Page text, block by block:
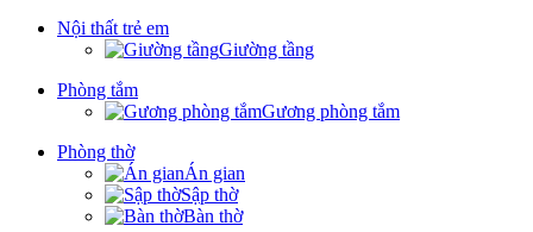
Nội thất trẻ em
Giường tầng
Phòng tắm
Gương phòng tắm
Phòng thờ
Án gian
Sập thờ
Bàn thờ